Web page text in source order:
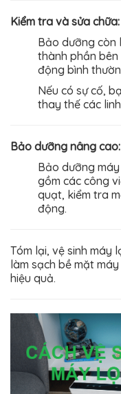
Kiểm tra và sửa chữa:
Bảo dưỡng còn
thành phần
động bình
Nếu có sự cố,
thay thế các
Bảo dưỡng nâng cao:
Bảo dưỡng
gồm các công
quạt, kiểm tra
động.
Tóm lại, vệ sinh máy
làm sạch bề mặt
hiệu quả.